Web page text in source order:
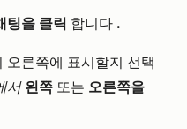
팅을 클릭 합니다 .
오른쪽에 표시할지 선택
서 왼쪽 또는 오른쪽을